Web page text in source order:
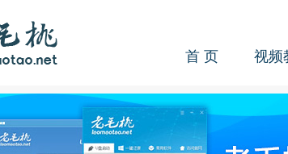
首 页 视频